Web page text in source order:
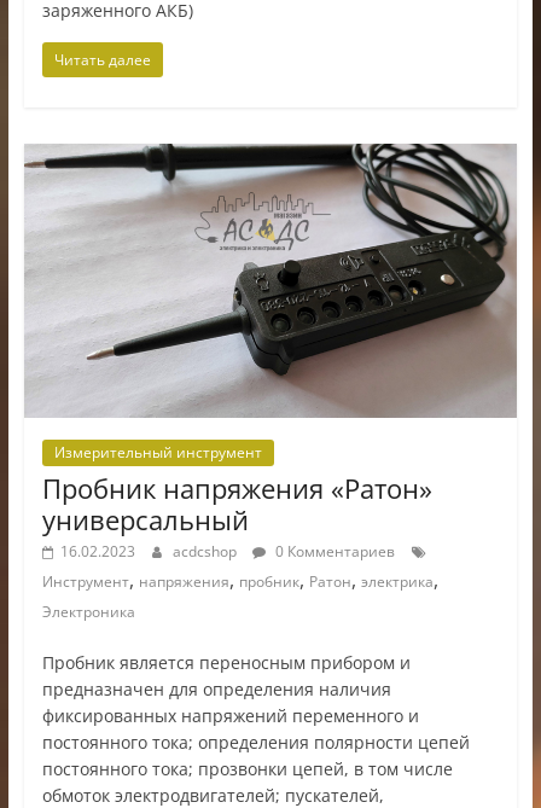
заряженного АКБ)
Читать далее
Измерительный инструмент
Пробник напряжения «Ратон»
универсальный
16.02.2023 acdcshop
0 Комментариев
Инструмент, напряжения, пробник, Ратон, электрика,
Электроника
Пробник является переносным прибором и
предназначен для определения наличия
фиксированных напряжений переменного и
постоянного тока; определения полярности цепей
постоянного тока; прозвонки цепей, в том числе
обмоток электродвигателей; пускателей,